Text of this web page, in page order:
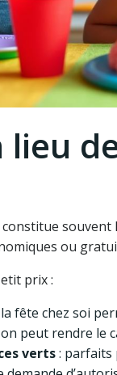
lieu
ou
prix :
fête chez soi
peut rendre le
verts: parfaits